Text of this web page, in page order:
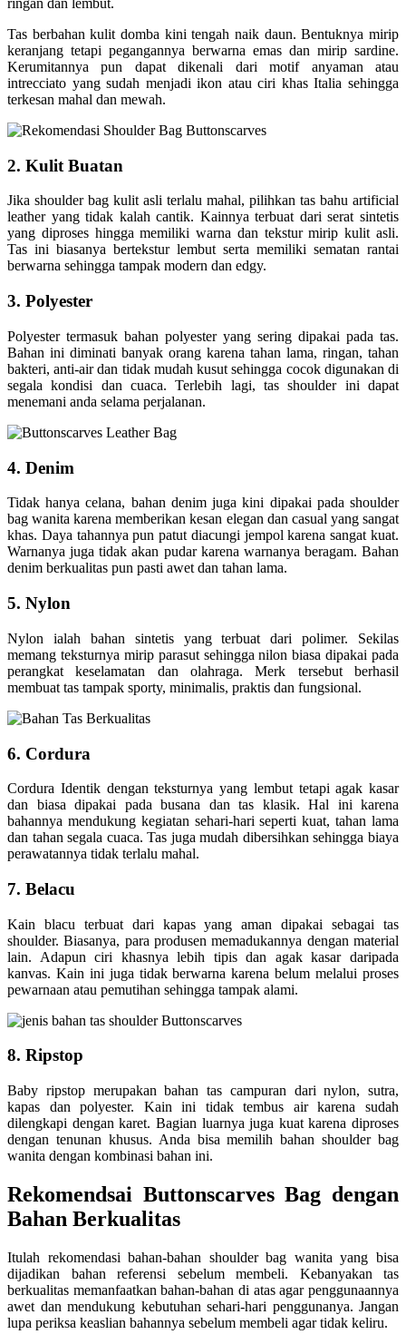
ringan dan lembut.
Tas berbahan kulit domba kini tengah naik daun. Bentuknya mirip
keranjang tetapi pegangannya berwarna emas dan mirip sardine.
Kerumitannya pun dapat dikenali dari motif anyaman atau
intrecciato yang sudah menjadi ikon atau ciri khas Italia sehingga
terkesan mahal dan mewah.
2. Kulit Buatan
Jika shoulder bag kulit asli terlalu mahal, pilihkan tas bahu artificial
leather yang tidak kalah cantik. Kainnya terbuat dari serat sintetis
yang diproses hingga memiliki warna dan tekstur mirip kulit asli.
Tas ini biasanya bertekstur lembut serta memiliki sematan rantai
berwarna sehingga tampak modern dan edgy.
3. Polyester
Polyester termasuk bahan polyester yang sering dipakai pada tas.
Bahan ini diminati banyak orang karena tahan lama, ringan, tahan
bakteri, anti-air dan tidak mudah kusut sehingga cocok digunakan di
segala kondisi dan cuaca. Terlebih lagi, tas shoulder ini dapat
menemani anda selama perjalanan.
4. Denim
Tidak hanya celana, bahan denim juga kini dipakai pada shoulder
bag wanita karena memberikan kesan elegan dan casual yang sangat
khas. Daya tahannya pun patut diacungi jempol karena sangat kuat.
Warnanya juga tidak akan pudar karena warnanya beragam. Bahan
denim berkualitas pun pasti awet dan tahan lama.
5. Nylon
Nylon ialah bahan sintetis yang terbuat dari polimer. Sekilas
memang teksturnya mirip parasut sehingga nilon biasa dipakai pada
perangkat keselamatan dan olahraga. Merk tersebut berhasil
membuat tas tampak sporty, minimalis, praktis dan fungsional.
6. Cordura
Cordura Identik dengan teksturnya yang lembut tetapi agak kasar
dan biasa dipakai pada busana dan tas klasik. Hal ini karena
bahannya mendukung kegiatan sehari-hari seperti kuat, tahan lama
dan tahan segala cuaca. Tas juga mudah dibersihkan sehingga biaya
perawatannya tidak terlalu mahal.
7. Belacu
Kain blacu terbuat dari kapas yang aman dipakai sebagai tas
shoulder. Biasanya, para produsen memadukannya dengan material
lain. Adapun ciri khasnya lebih tipis dan agak kasar daripada
kanvas. Kain ini juga tidak berwarna karena belum melalui proses
pewarnaan atau pemutihan sehingga tampak alami.
8. Ripstop
Baby ripstop merupakan bahan tas campuran dari nylon, sutra,
kapas dan polyester. Kain ini tidak tembus air karena sudah
dilengkapi dengan karet. Bagian luarnya juga kuat karena diproses
dengan tenunan khusus. Anda bisa memilih bahan shoulder bag
wanita dengan kombinasi bahan ini.
Rekomendsai Buttonscarves Bag dengan
Bahan Berkualitas
Itulah rekomendasi bahan-bahan shoulder bag wanita yang bisa
dijadikan bahan referensi sebelum membeli. Kebanyakan tas
berkualitas memanfaatkan bahan-bahan di atas agar penggunaannya
awet dan mendukung kebutuhan sehari-hari penggunanya. Jangan
lupa periksa keaslian bahannya sebelum membeli agar tidak keliru.